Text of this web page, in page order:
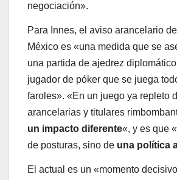
negociación».
Para Innes, el aviso arancelario
México es «una medida que se
una partida de ajedrez
jugador de póker que se juega
faroles». «En un juego ya repleto
arancelarias y titulares
un impacto diferente«, y es que
de posturas, sino de una política
El actual es un «momento